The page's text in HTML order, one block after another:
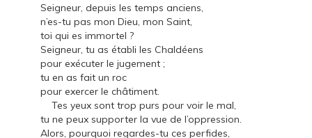
Seigneur, depuis les temps anciens,
n’es-tu pas mon Dieu, mon Saint,
toi qui es immortel ?
Seigneur, tu as établi les Chaldéens
pour exécuter le jugement ;
tu en as fait un roc
pour exercer le châtiment.
Tes yeux sont trop purs pour voir le mal,
tu ne peux supporter la vue de l’oppression.
Alors, pourquoi regardes-tu ces perfides,